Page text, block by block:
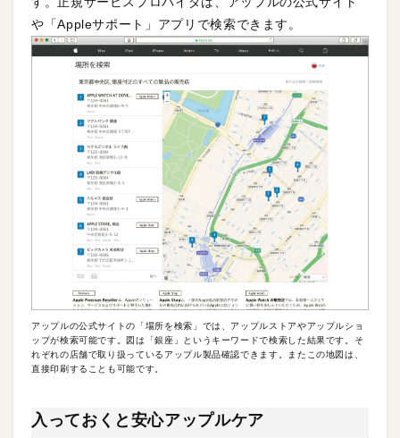
や「Appleサポート」アプリで検索できます。
アップルの公式サイトの「場所を検索」では、アップルストアやアップルショ
ップが検索可能です。図は「銀座」というキーワードで検索した結果です。そ
れぞれの店舗で取り扱っているアップル製品確認できます。またこの地図は、
直接印刷することも可能です。
入っておくと安心アップルケア